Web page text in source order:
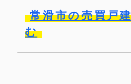
常滑市の売買戸
む